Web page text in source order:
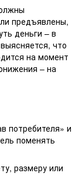
предъявлены,
деньги – в
что
на момент
– на
потребителя» и
поменять
размеру или